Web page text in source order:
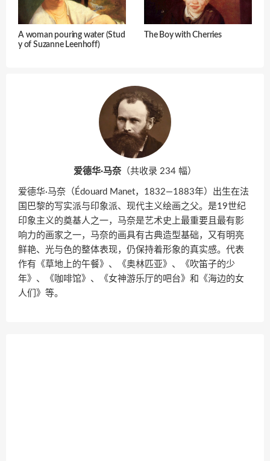
A woman pouring water (Stud
y of Suzanne Leenhoff)
The Boy with Cherries
爱德华·马奈（共收录 234 幅）
爱德华·马奈（Édouard Manet，1832—1883年）出生在法
国巴黎的写实派与印象派、现代主义绘画之父。是19世纪
印象主义的奠基人之一，马奈是艺术史上最重要且最有影
响力的画家之一，马奈的画具有古典造型基础，又有明亮
鲜艳、光与色的整体表现，仍保持着形象的真实感。代表
作有《草地上的午餐》、《奥林匹亚》、《吹笛子的少
年》、《咖啡馆》、《女神游乐厅的吧台》和《海边的女
人们》等。